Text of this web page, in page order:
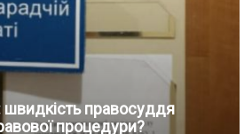
швидкість правосуддя
процедури?